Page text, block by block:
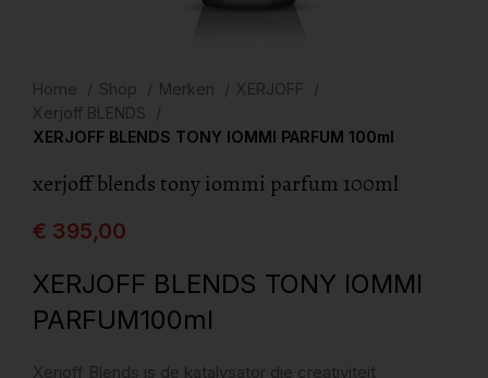
Home Shop Merken
XERJOFF
Xerjoff BLENDS
XERJOFF BLENDS TONY IOMMI PARFUM 100ml
xerjoff blends tony iommi parfum 100ml
€ 395,00
XERJOFF BLENDS TONY IOMMI
PARFUM100ml
Xerjoff Blends is de katalysator die creativiteit